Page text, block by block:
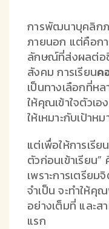
การพัฒนาบุคลิกภ
ภายนอก แต่คือกา
ลักษณ์ที่ส่งผลต่อชี
สังคม การเรียนค
เป็นทางเลือกที่หล
ให้คุณเข้าใจตัวเ
ให้เหมาะกับเป้าห
แต่เพื่อให้การเรี
ตัวก่อนเข้าเรียน
เพราะการเตรีย
จำเป็น จะทำให้คุ
อย่างเต็มที่ และส
แรก